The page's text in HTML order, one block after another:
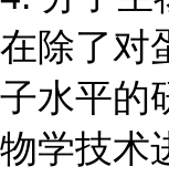
在除了对
子水平的
物学技术